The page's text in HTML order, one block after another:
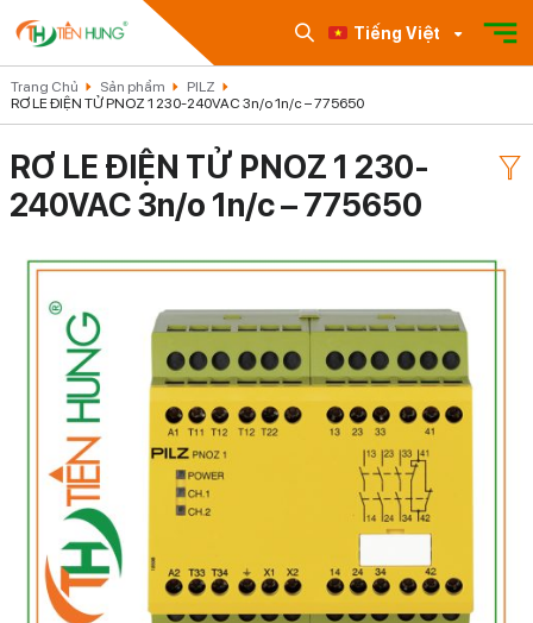
Tiếng Việt
Trang Chủ Sản phẩm
PILZ
RƠ LE ĐIỆN TỬ PNOZ 1 230-240VAC 3n/o 1n/c – 775650
RƠ LE ĐIỆN TỬ PNOZ 1 230-
240VAC 3n/o 1n/c – 775650